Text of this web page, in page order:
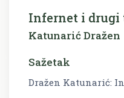
Infernet i
Katunarić Dražen
Sažetak
Dražen Katunarić: